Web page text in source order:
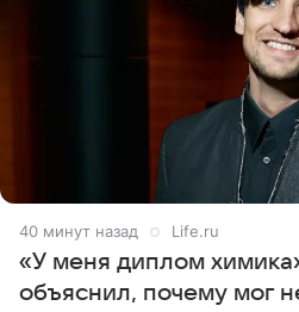
40 минут назад Life.ru
«У меня диплом
объяснил, почему мог